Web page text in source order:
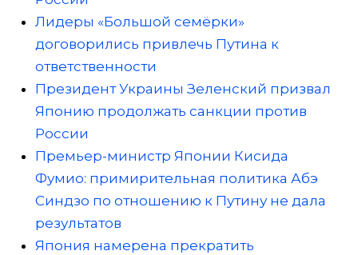
Лидеры «Большой семёрки»
договорились привлечь Путина к
ответственности
Президент Украины Зеленский призвал
Японию продолжать санкции против
России
Премьер-министр Японии Кисида
Фумио: примирительная политика Абэ
Синдзо по отношению к Путину не дала
результатов
Япония намерена прекратить